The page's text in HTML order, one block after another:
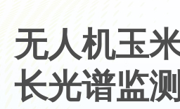
无人机玉
长光谱监